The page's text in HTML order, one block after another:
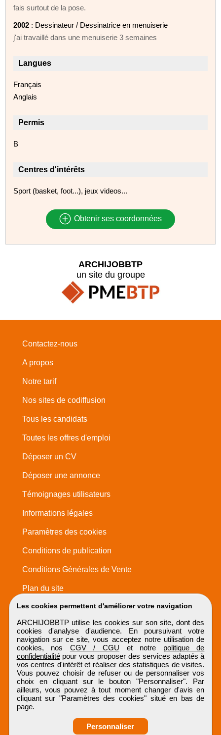
fais surtout de la pose.
2002 : Dessinateur / Dessinatrice en menuiserie
j'ai travaillé dans une menuiserie 3 semaines
Langues
Français
Anglais
Permis
B
Centres d'intérêts
Sport (basket, foot...), jeux videos...
Obtenir ses coordonnées
Les cookies permettent d'améliorer votre navigation
ARCHIJOBBTP utilise les cookies sur son site, dont des
cookies d'analyse d'audience. En poursuivant votre
navigation sur ce site, vous acceptez notre utilisation de
cookies, nos CGV / CGU et notre politique de
confidentialitépour vous proposer des services adaptés à
vos centres d'intérêt et réaliser des statistiques de visites.
Vous pouvez choisir de refuser ou de personnaliser vos
choix en cliquant sur le bouton "Personnaliser". Par
ailleurs, vous pouvez à tout moment changer d'avis en
cliquant sur "Paramètres des cookies" situé en bas de
page.
Personnaliser
ARCHIJOBBTP
un site du groupe
Contactez-nous
A propos
Notre tarif
Nos sites de codiffusion
Tous les candidats
Toutes les offres d'emploi
Déposer un CV
Déposer une annonce
Témoignages utilisateurs
Informations légales
Paramètres des cookies
Conditions de publication
Conditions Générales de Vente
Plan du site